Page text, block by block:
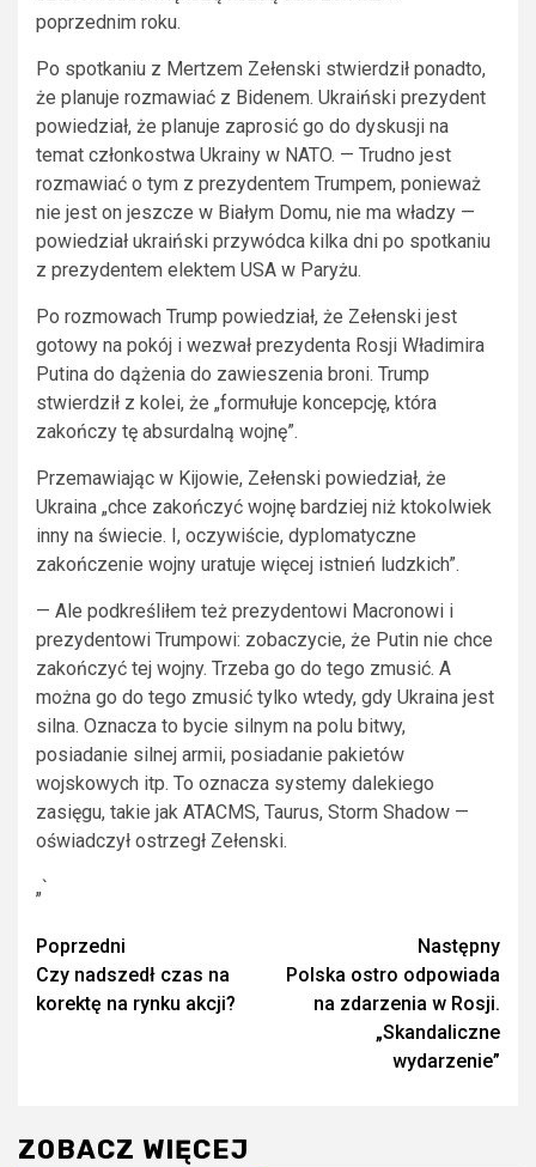
poprzednim roku.
Po spotkaniu z Mertzem Zełenski stwierdził ponadto,
że planuje rozmawiać z Bidenem. Ukraiński prezydent
powiedział, że planuje zaprosić go do dyskusji na
temat członkostwa Ukrainy w NATO. — Trudno jest
rozmawiać o tym z prezydentem Trumpem, ponieważ
nie jest on jeszcze w Białym Domu, nie ma władzy —
powiedział ukraiński przywódca kilka dni po spotkaniu
z prezydentem elektem USA w Paryżu.
Po rozmowach Trump powiedział, że Zełenski jest
gotowy na pokój i wezwał prezydenta Rosji Władimira
Putina do dążenia do zawieszenia broni. Trump
stwierdził z kolei, że „formułuje koncepcję, która
zakończy tę absurdalną wojnę”.
Przemawiając w Kijowie, Zełenski powiedział, że
Ukraina „chce zakończyć wojnę bardziej niż ktokolwiek
inny na świecie. I, oczywiście, dyplomatyczne
zakończenie wojny uratuje więcej istnień ludzkich”.
— Ale podkreśliłem też prezydentowi Macronowi i
prezydentowi Trumpowi: zobaczycie, że Putin nie chce
zakończyć tej wojny. Trzeba go do tego zmusić. A
można go do tego zmusić tylko wtedy, gdy Ukraina jest
silna. Oznacza to bycie silnym na polu bitwy,
posiadanie silnej armii, posiadanie pakietów
wojskowych itp. To oznacza systemy dalekiego
zasięgu, takie jak ATACMS, Taurus, Storm Shadow —
oświadczył ostrzegł Zełenski.
„`
Zobacz
wpisy
Poprzedni
Czy nadszedł czas na
korektę na rynku akcji?
Następny
Polska ostro odpowiada
na zdarzenia w Rosji.
„Skandaliczne
wydarzenie”
ZOBACZ WIĘCEJ